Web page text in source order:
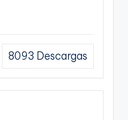
8093 Descargas